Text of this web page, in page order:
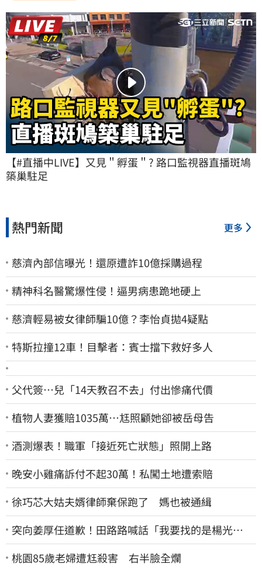
【#直播中LIVE】又見＂孵蛋＂? 路口監視器直播斑鳩
築巢駐足
熱門新聞 更多
慈濟內部信曝光！還原遭詐10億採購過程
精神科名醫驚爆性侵！逼男病患跪地硬上
慈濟輕易被女律師騙10億？李怡貞拋4疑點
特斯拉撞12車！目擊者：賓士擋下救好多人
父代簽…兒「14天教召不去」付出慘痛代價
植物人妻獲賠1035萬…尪照顧她卻被岳母告
酒測爆表！職軍「接近死亡狀態」照開上路
晚安小雞痛訴付不起30萬！私闖土地遭索賠
徐巧芯大姑夫婿律師棄保跑了 媽也被通緝
突向姜厚任道歉！田路路喊話「我要找的是楊光
友」：當時太衝動
桃園85歲老婦遭尪殺害 右半臉全爛